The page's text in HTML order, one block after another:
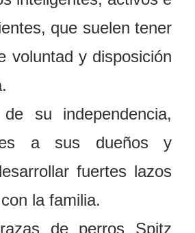
que suelen tener
voluntad y disposición
su independencia,
a sus dueños y
fuertes lazos
la familia.
de perros Spitz